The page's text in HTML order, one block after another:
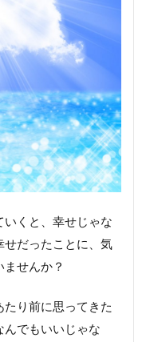
いくと、幸せじゃな
せだったことに、気
せんか？
り前に思ってきた
んでもいいじゃな